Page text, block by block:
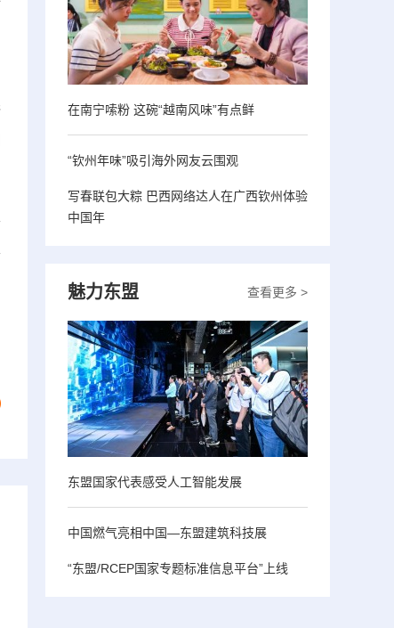
在南宁嗦粉 这碗“越南风味”有点鲜
“钦州年味”吸引海外网友云围观
写春联包大粽 巴西网络达人在广西钦州体验
中国年
查看更多 >
魅力东盟
东盟国家代表感受人工智能发展
中国燃气亮相中国—东盟建筑科技展
“东盟/RCEP国家专题标准信息平台”上线